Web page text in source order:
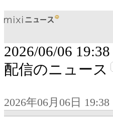
2026/06/06 19:38
配信のニュース
2026年06月06日 19:38